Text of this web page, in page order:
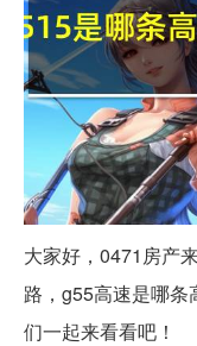
大家好，0471房产
路，g55高速是哪
们一起来看看吧！